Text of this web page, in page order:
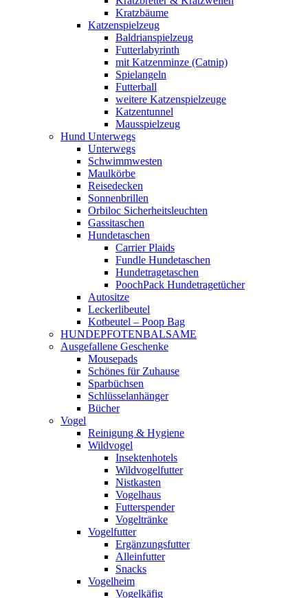
Kratzbäume
Katzenspielzeug
Baldrianspielzeug
Futterlabyrinth
mit Katzenminze (Catnip)
Spielangeln
Futterball
weitere Katzenspielzeuge
Katzentunnel
Mausspielzeug
Hund Unterwegs
Unterwegs
Schwimmwesten
Maulkörbe
Reisedecken
Sonnenbrillen
Orbiloc Sicherheitsleuchten
Gassitaschen
Hundetaschen
Carrier Plaids
Fundle Hundetaschen
Hundetragetaschen
PoochPack Hundetragetücher
Autositze
Leckerlibeutel
Kotbeutel – Poop Bag
HUNDEPFOTENBALSAME
Ausgefallene Geschenke
Mousepads
Schönes für Zuhause
Sparbüchsen
Schlüsselanhänger
Bücher
Vogel
Reinigung & Hygiene
Wildvogel
Insektenhotels
Wildvogelfutter
Nistkasten
Vogelhaus
Futterspender
Vogeltränke
Vogelfutter
Ergänzungsfutter
Alleinfutter
Snacks
Vogelheim
Vogelkäfig